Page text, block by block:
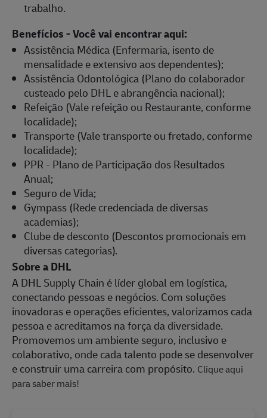
trabalho.
Benefícios - Você vai encontrar aqui:
Assistência Médica (Enfermaria, isento de
mensalidade e extensivo aos dependentes);
Assistência Odontológica (Plano do colaborador
custeado pelo DHL e abrangência nacional);
Refeição (Vale refeição ou Restaurante, conforme
localidade);
Transporte (Vale transporte ou fretado, conforme
localidade);
PPR - Plano de Participação dos Resultados
Anual;
Seguro de Vida;
Gympass (Rede credenciada de diversas
academias);
Clube de desconto (Descontos promocionais em
diversas categorias).
Sobre a DHL
A DHL Supply Chain é líder global em logística,
conectando pessoas e negócios. Com soluções
inovadoras e operações eficientes, valorizamos cada
pessoa e acreditamos na força da diversidade.
Promovemos um ambiente seguro, inclusivo e
colaborativo, onde cada talento pode se desenvolver
e construir uma carreira com propósito. Clique aqui
para saber mais!